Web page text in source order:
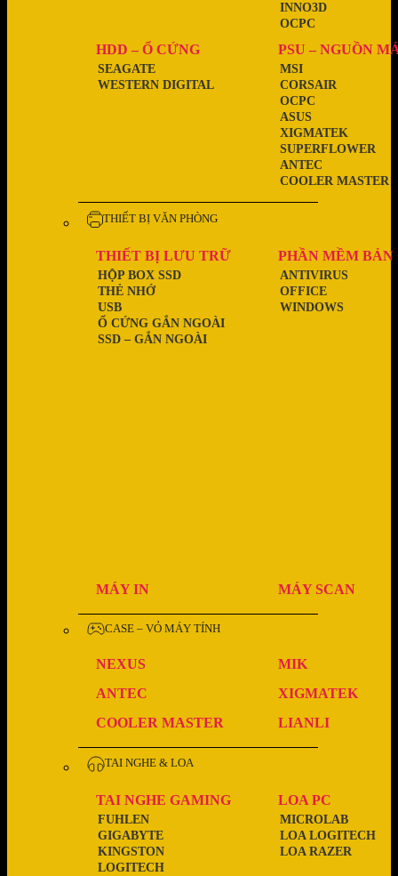
OCPC
INNO3D
HDD – Ổ CỨNG
WESTERN DIGITAL
SEAGATE
PSU – NGUỒN
COOLER MASTER
ANTEC
SUPERFLOWER
XIGMATEK
ASUS
OCPC
CORSAIR
MSI
THIẾT BỊ VĂN PHÒNG
THIẾT BỊ LƯU TRỮ
SSD – GẮN NGOÀI
Ổ CỨNG GẮN NGOÀI
USB
THẺ NHỚ
HỘP BOX SSD
PHẦN MỀM BẢN
WINDOWS
OFFICE
ANTIVIRUS
MÁY IN MÁY SCAN
CASE – VỎ MÁY TÍNH
NEXUS
MIK
ANTEC
XIGMATEK
COOLER MASTER
LIANLI
TAI NGHE & LOA
TAI NGHE GAMING
LOGITECH
KINGSTON
GIGABYTE
FUHLEN
LOA PC
LOA RAZER
LOA LOGITECH
MICROLAB